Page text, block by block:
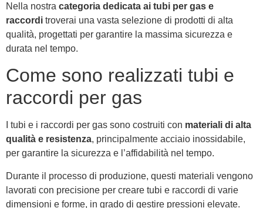
Nella nostra categoria dedicata ai tubi per gas e
raccordi troverai una vasta selezione di prodotti di alta
qualità, progettati per garantire la massima sicurezza e
durata nel tempo.
Come sono realizzati tubi e
raccordi per gas
I tubi e i raccordi per gas sono costruiti con materiali di alta
qualità e resistenza, principalmente acciaio inossidabile,
per garantire la sicurezza e l’affidabilità nel tempo.
Durante il processo di produzione, questi materiali vengono
lavorati con precisione per creare tubi e raccordi di varie
dimensioni e forme, in grado di gestire pressioni elevate.